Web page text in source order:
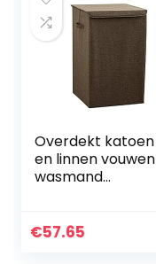
Overdekt katoen
en linnen vouwen
wasmand
kleding emmer
€57.65